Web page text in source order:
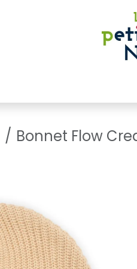
Bonnet Flow